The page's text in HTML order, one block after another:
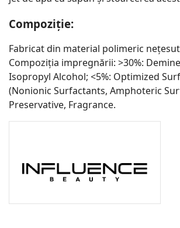
Compoziție:
Fabricat din material polimeric
Compoziția impregnării: >30%:
Isopropyl Alcohol; <5%: Optimized
(Nonionic Surfactants, Amphoteric
Preservative, Fragrance.